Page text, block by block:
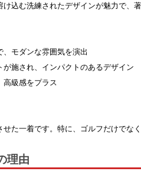
込む洗練されたデザインが魅力で、
、モダンな雰囲気を演出
が施され、インパクトのあるデザイン
高級感をプラス
た一着です。特に、ゴルフだけでな
理由